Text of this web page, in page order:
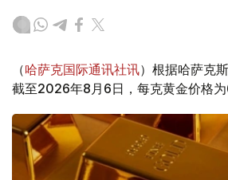
（哈萨克国际通讯社讯）根据哈萨克
截至2026年8月6日，每克黄金价格为